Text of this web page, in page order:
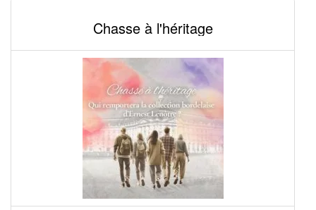
Chasse à l'héritage